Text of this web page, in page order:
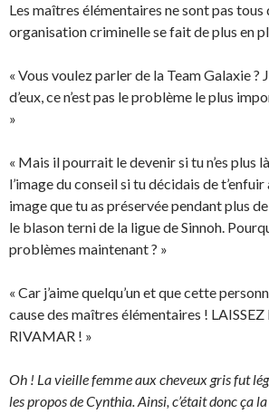
Les maîtres élémentaires ne sont pas tous
organisation criminelle se fait de plus en
« Vous voulez parler de la Team Galaxie ?
d’eux, ce n’est pas le problème le plus
»
« Mais il pourrait le devenir si tu n’es plus
l’image du conseil si tu décidais de
image que tu as préservée pendant plus
le blason terni de la ligue de Sinnoh.
problèmes maintenant ? »
« Car j’aime quelqu’un et que cette
cause des maîtres élémentaires !
RIVAMAR ! »
Oh ! La vieille femme aux cheveux gris fut
les propos de Cynthia. Ainsi, c’était donc ça